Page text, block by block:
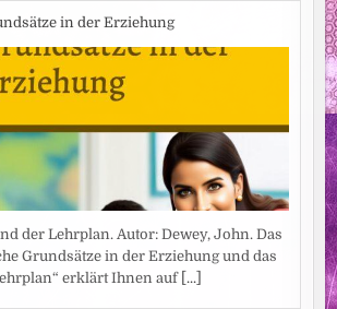
in der Erziehung
der Lehrplan. Autor: Dewey, John. Das
Grundsätze in der Erziehung und das
erklärt Ihnen auf [...]